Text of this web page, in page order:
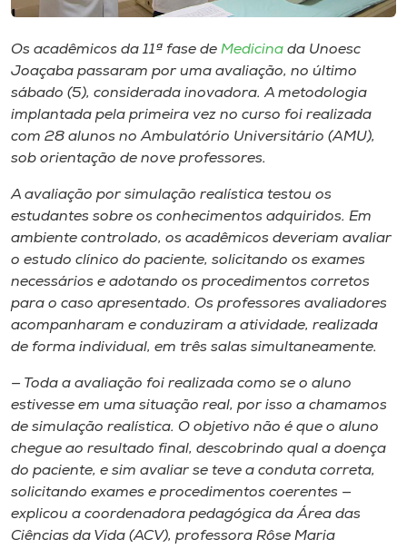
Unoesc
Store
Selecione
Os acadêmicos da 11ª fase de Medicina da Unoesc
Joaçaba passaram por uma avaliação, no último
sábado (5), considerada inovadora. A metodologia
implantada pela primeira vez no curso foi realizada
com 28 alunos no Ambulatório Universitário (AMU),
sob orientação de nove professores.
A avaliação por simulação realística testou os
estudantes sobre os conhecimentos adquiridos. Em
ambiente controlado, os acadêmicos deveriam avaliar
o estudo clínico do paciente, solicitando os exames
necessários e adotando os procedimentos corretos
para o caso apresentado. Os professores avaliadores
acompanharam e conduziram a atividade, realizada
de forma individual, em três salas simultaneamente.
— Toda a avaliação foi realizada como se o aluno
estivesse em uma situação real, por isso a chamamos
de simulação realística. O objetivo não é que o aluno
chegue ao resultado final, descobrindo qual a doença
do paciente, e sim avaliar se teve a conduta correta,
solicitando exames e procedimentos coerentes —
explicou a coordenadora pedagógica da Área das
Ciências da Vida (ACV), professora Rôse Maria